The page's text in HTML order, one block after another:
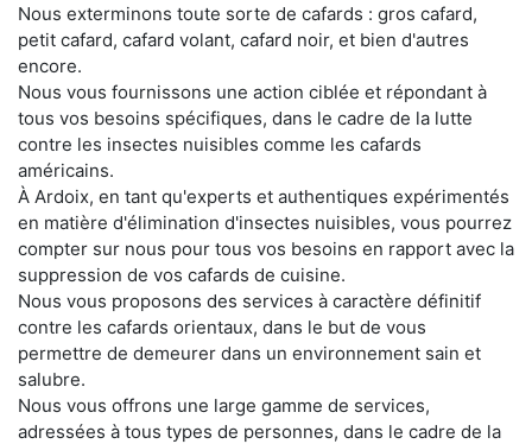
Nous exterminons toute sorte de cafards : gros cafard,
petit cafard, cafard volant, cafard noir, et bien d'autres
encore.
Nous vous fournissons une action ciblée et répondant à
tous vos besoins spécifiques, dans le cadre de la lutte
contre les insectes nuisibles comme les cafards
américains.
À Ardoix, en tant qu'experts et authentiques expérimentés
en matière d'élimination d'insectes nuisibles, vous pourrez
compter sur nous pour tous vos besoins en rapport avec la
suppression de vos cafards de cuisine.
Nous vous proposons des services à caractère définitif
contre les cafards orientaux, dans le but de vous
permettre de demeurer dans un environnement sain et
salubre.
Nous vous offrons une large gamme de services,
adressées à tous types de personnes, dans le cadre de la